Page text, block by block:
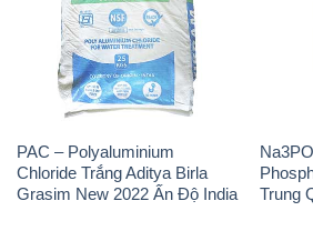
PAC – Polyaluminium
Chloride Trắng Aditya Birla
Grasim New 2022 Ấn Độ India
Trung